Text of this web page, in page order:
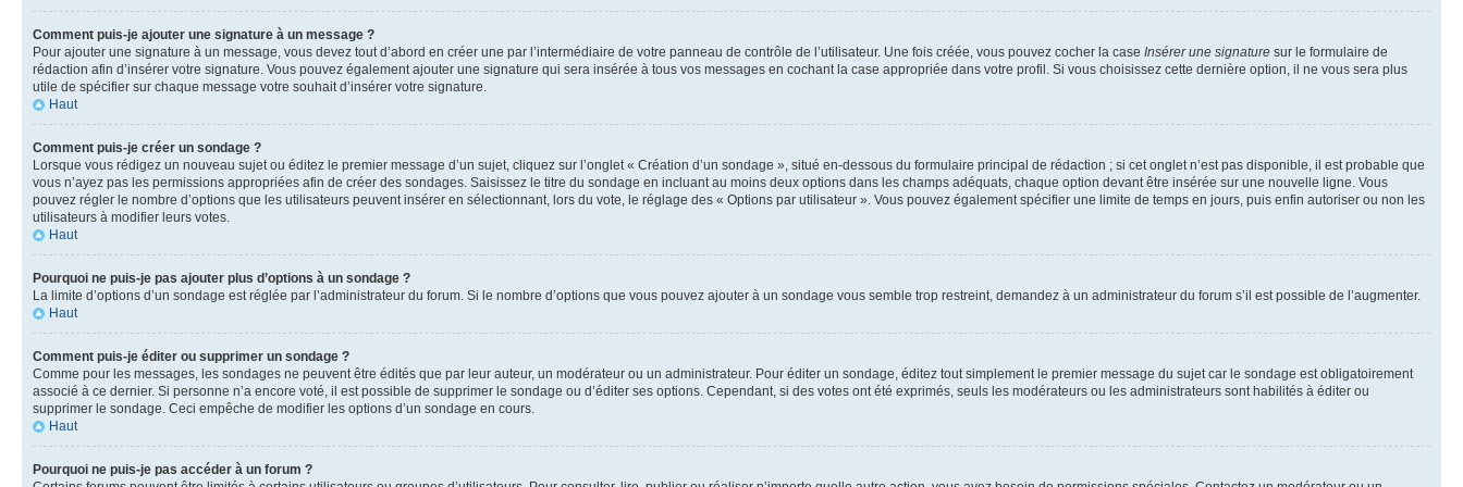
Comment puis-je ajouter une signature à un message ?
Pour ajouter une signature à un message, vous devez tout d’abord en créer une par l’intermédiaire de votre panneau de contrôle de l’utilisateur. Une fois créée, vous pouvez cocher la case Insérer une signature sur le formulaire de
rédaction afin d’insérer votre signature. Vous pouvez également ajouter une signature qui sera insérée à tous vos messages en cochant la case appropriée dans votre profil. Si vous choisissez cette dernière option, il ne vous sera plus
utile de spécifier sur chaque message votre souhait d’insérer votre signature.
Haut
Comment puis-je créer un sondage ?
Lorsque vous rédigez un nouveau sujet ou éditez le premier message d’un sujet, cliquez sur l’onglet « Création d’un sondage », situé en-dessous du formulaire principal de rédaction ; si cet onglet n’est pas disponible, il est probable que
vous n’ayez pas les permissions appropriées afin de créer des sondages. Saisissez le titre du sondage en incluant au moins deux options dans les champs adéquats, chaque option devant être insérée sur une nouvelle ligne. Vous
pouvez régler le nombre d’options que les utilisateurs peuvent insérer en sélectionnant, lors du vote, le réglage des « Options par utilisateur ». Vous pouvez également spécifier une limite de temps en jours, puis enfin autoriser ou non les
utilisateurs à modifier leurs votes.
Haut
Pourquoi ne puis-je pas ajouter plus d’options à un sondage ?
La limite d’options d’un sondage est réglée par l’administrateur du forum. Si le nombre d’options que vous pouvez ajouter à un sondage vous semble trop restreint, demandez à un administrateur du forum s’il est possible de l’augmenter.
Haut
Comment puis-je éditer ou supprimer un sondage ?
Comme pour les messages, les sondages ne peuvent être édités que par leur auteur, un modérateur ou un administrateur. Pour éditer un sondage, éditez tout simplement le premier message du sujet car le sondage est obligatoirement
associé à ce dernier. Si personne n’a encore voté, il est possible de supprimer le sondage ou d’éditer ses options. Cependant, si des votes ont été exprimés, seuls les modérateurs ou les administrateurs sont habilités à éditer ou
supprimer le sondage. Ceci empêche de modifier les options d’un sondage en cours.
Haut
Pourquoi ne puis-je pas accéder à un forum ?